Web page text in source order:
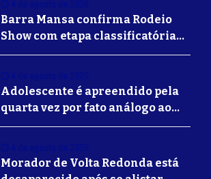
Barra Mansa confirma Rodeio
Show com etapa classificatória
para Barretos e grandes nomes
Adolescente é apreendido pela
quarta vez por fato análogo ao
tráfico de drogas durante
Barra Mansa
Morador de Volta Redonda está